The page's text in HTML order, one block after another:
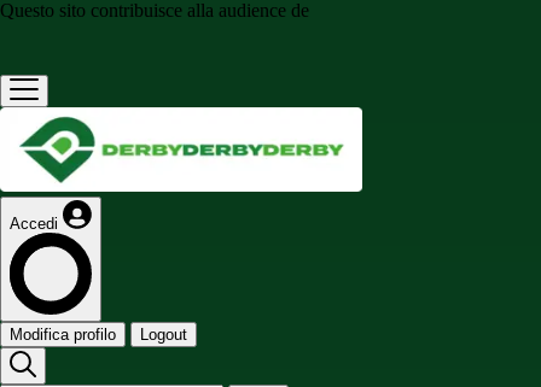
Questo sito contribuisce alla audience de
Accedi
Modifica profilo Logout